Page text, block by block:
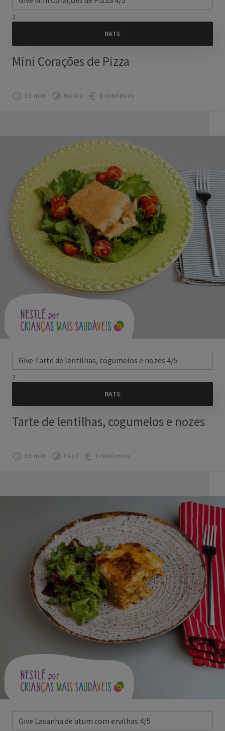
2
Mini Corações de Pizza
55 min. Médio Económico
2
Tarte de lentilhas, cogumelos e nozes
55 min. Fácil Económico